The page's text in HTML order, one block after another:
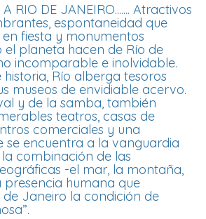
RIO DE JANEIRO....... Atractivos
espontaneidad que
fiesta y monumentos
planeta hacen de Río de
incomparable e inolvidable.
historia, Río alberga tesoros
museos de envidiable acervo.
y de la samba, también
teatros, casas de
comerciales y una
se encuentra a la vanguardia
combinación de las
-el mar, la montaña,
presencia humana que
Janeiro la condición de